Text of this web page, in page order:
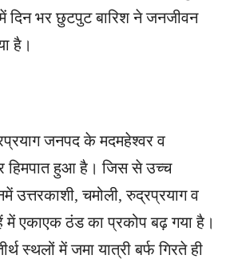
दिन भर छुटपुट बारिश ने जनजीवन
है।
जनपद के मदमहेश्वर व
हिमपात हुआ है। जिस से उच्च
उत्तरकाशी, चमोली, रुद्रप्रयाग व
में एकाएक ठंड का प्रकोप बढ़ गया है।
स्थलों में जमा यात्री बर्फ गिरते ही